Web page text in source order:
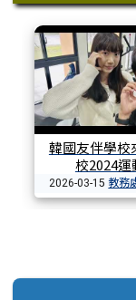
韓國友伴學校
校2024運
2026-03-15 教務
左邊區域內容